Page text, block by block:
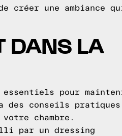
créer une ambiance
DANS LA
essentiels pour
des conseils pratiques
chambre.
par un dressing